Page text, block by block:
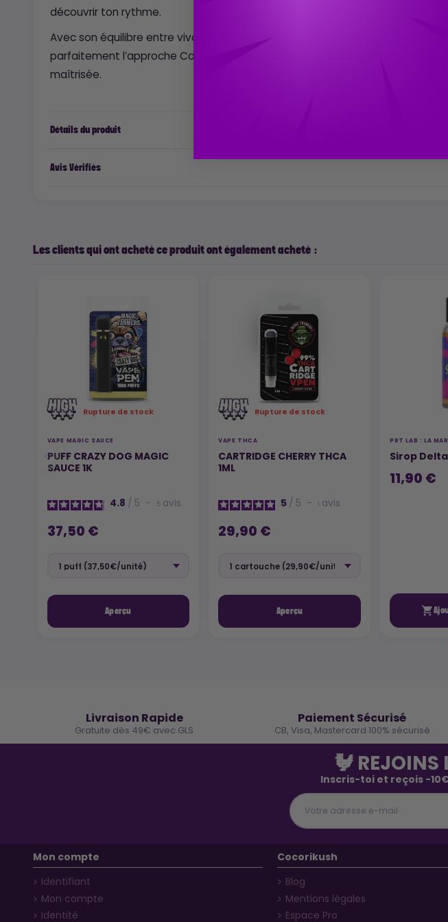
découvrir ton rythme.
Avec son équilibre entre vivacité fruitée et détente progressive, la Kiwi incarne
parfaitement l’approche Cocorikush : du goût, de la personnalité et une
maîtrisée.
Détails du produit
Avis Vérifiés
Les clients qui ont acheté ce produit ont également acheté :
Rupture de stock
VAPE MAGIC SAUCE
PUFF CRAZY DOG MAGIC
SAUCE 1K
4.8 / 5 - 5 avis
37,50 €
Aperçu
Rupture de stock
VAPE THCA
CARTRIDGE CHERRY THCA
1ML
5 / 5 - 1 avis
29,90 €
Aperçu
PRT LAB : LA
Sirop
11,90 €

Livraison Rapide
Gratuite dès 49€ avec GLS
Paiement Sécurisé
CB, Visa, Mastercard 100% sécurisé
🐓
Inscris-toi et reçois -
Mon compte
Identifiant
Mon compte
Identité
Cocorikush
Blog
Mentions légales
Espace Pro